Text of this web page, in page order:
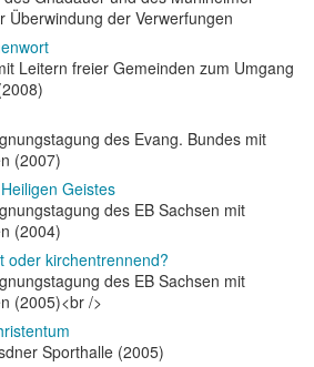
Überwindung der Verwerfungen
Leitern freier Gemeinden zum Umgang
des Evang. Bundes mit
(2007)
Geistes
des EB Sachsen mit
(2004)
oder kirchentrennend?
des EB Sachsen mit
(2005)<br />
Sporthalle (2005)